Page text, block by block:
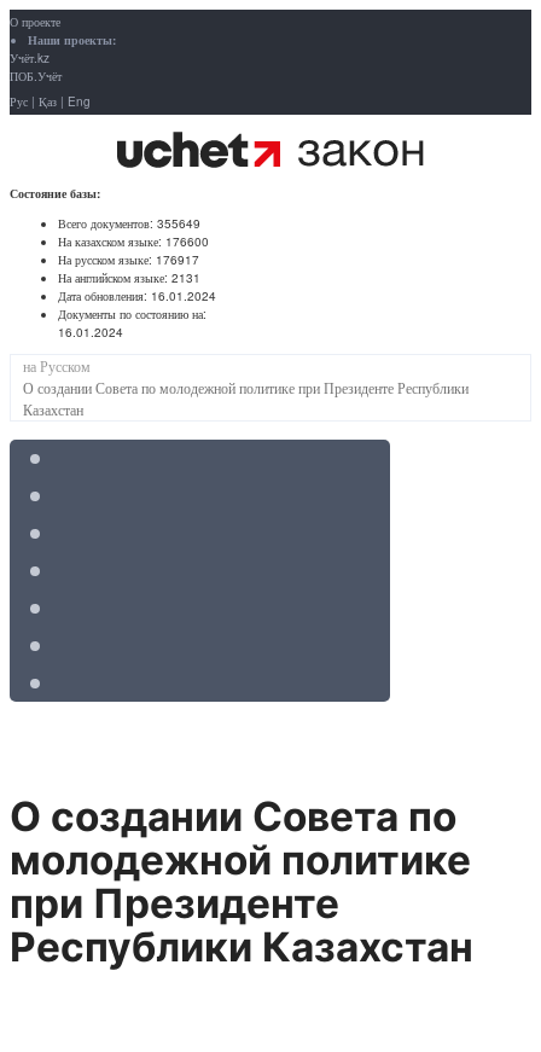
О проекте
Наши проекты:
Учёт.kz
ПОБ.Учёт
Рус | Қаз | Eng
Состояние базы:
Всего документов: 355649
На казахском языке: 176600
На русском языке: 176917
На английском языке: 2131
Дата обновления: 16.01.2024
Документы по состоянию на:
16.01.2024
на Русском
О создании Совета по молодежной политике при Президенте Республики
Казахстан
О создании Совета по
молодежной политике
при Президенте
Республики Казахстан